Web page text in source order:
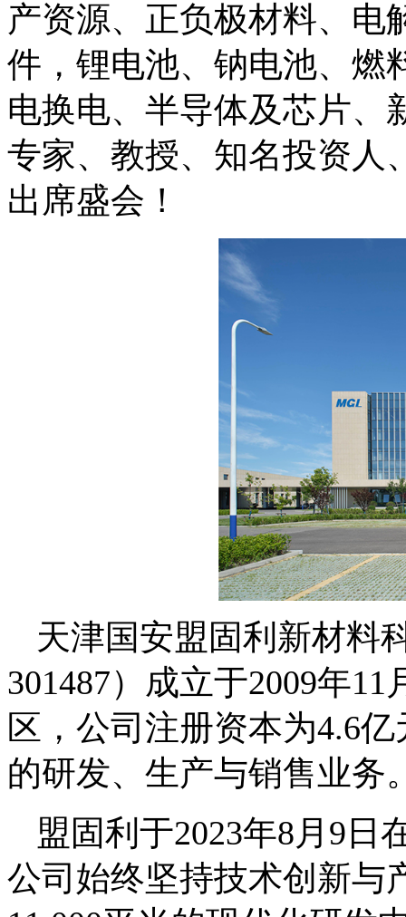
产资源、正负极材料、电
件，锂电池、钠电池、燃
电换电、半导体及芯片、
专家、教授、知名投资人
出席盛会！
天津国安盟固利新材料
301487）成立于2009年
区，公司注册资本为4.6
的研发、生产与销售业务
盟固利于2023年8月9日
公司始终坚持技术创新与